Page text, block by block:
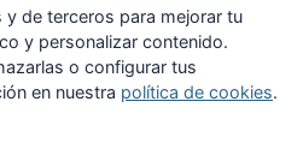
Contacta
de terceros para mejorar tu
y personalizar contenido.
o configurar tus
en nuestra política de cookies.